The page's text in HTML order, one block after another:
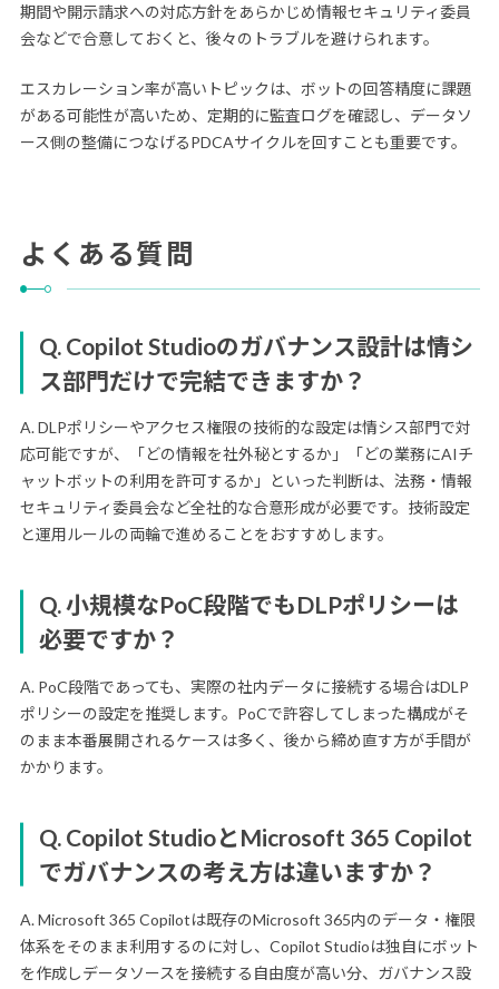
期間や開示請求への対応方針をあらかじめ情報セキュリティ委員
会などで合意しておくと、後々のトラブルを避けられます。
エスカレーション率が高いトピックは、ボットの回答精度に課題
がある可能性が高いため、定期的に監査ログを確認し、データソ
ース側の整備につなげるPDCAサイクルを回すことも重要です。
よくある質問
Q. Copilot Studioのガバナンス設計は情シ
ス部門だけで完結できますか？
A. DLPポリシーやアクセス権限の技術的な設定は情シス部門で対
応可能ですが、「どの情報を社外秘とするか」「どの業務にAIチ
ャットボットの利用を許可するか」といった判断は、法務・情報
セキュリティ委員会など全社的な合意形成が必要です。技術設定
と運用ルールの両輪で進めることをおすすめします。
Q. 小規模なPoC段階でもDLPポリシーは
必要ですか？
A. PoC段階であっても、実際の社内データに接続する場合はDLP
ポリシーの設定を推奨します。PoCで許容してしまった構成がそ
のまま本番展開されるケースは多く、後から締め直す方が手間が
かかります。
Q. Copilot StudioとMicrosoft 365 Copilot
でガバナンスの考え方は違いますか？
A. Microsoft 365 Copilotは既存のMicrosoft 365内のデータ・権限
体系をそのまま利用するのに対し、Copilot Studioは独自にボット
を作成しデータソースを接続する自由度が高い分、ガバナンス設